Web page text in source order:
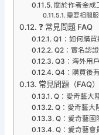
關於作者金成
需要相關
❓ 常見問題 FAQ
Q1：如何購
Q2：實名認
Q3：海外用
Q4：購買後
常見問題（FAQ）
Q：愛奇藝大
Q：愛奇藝大
Q：愛奇藝國
Q：愛奇藝會